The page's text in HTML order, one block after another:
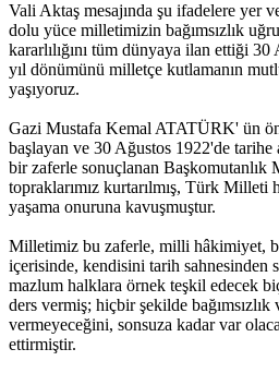
Vali Aktaş mesajında şu ifadelere yer
dolu yüce milletimizin bağımsızlık
kararlılığını tüm dünyaya ilan ettiği
yıl dönümünü milletçe kutlamanın
yaşıyoruz.
Gazi Mustafa Kemal ATATÜRK' ün
başlayan ve 30 Ağustos 1922'de tarihe
bir zaferle sonuçlanan Başkomutanlık
topraklarımız kurtarılmış, Türk Milleti
yaşama onuruna kavuşmuştur.
Milletimiz bu zaferle, milli hâkimiyet,
içerisinde, kendisini tarih sahnesinden
mazlum halklara örnek teşkil edecek
ders vermiş; hiçbir şekilde
vermeyeceğini, sonsuza kadar var
ettirmiştir.